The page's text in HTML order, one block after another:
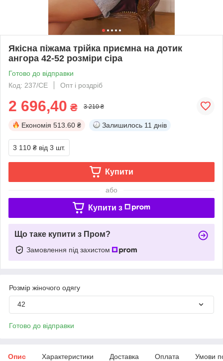
Якісна піжама трійка приємна на дотик
ангора 42-52 розміри сіра
Готово до відправки
Код: 237/СЕ
Опт і роздріб
2 696,40 ₴ 3 210 ₴
Економія 513.60 ₴ Залишилось 11 днів
3 110 ₴ від 3 шт.
Купити
або
Купити з
Що таке купити з Пром?
Замовлення під захистом
Розмір жіночого одягу
42
Готово до відправки
Опис Характеристики Доставка Оплата Умови